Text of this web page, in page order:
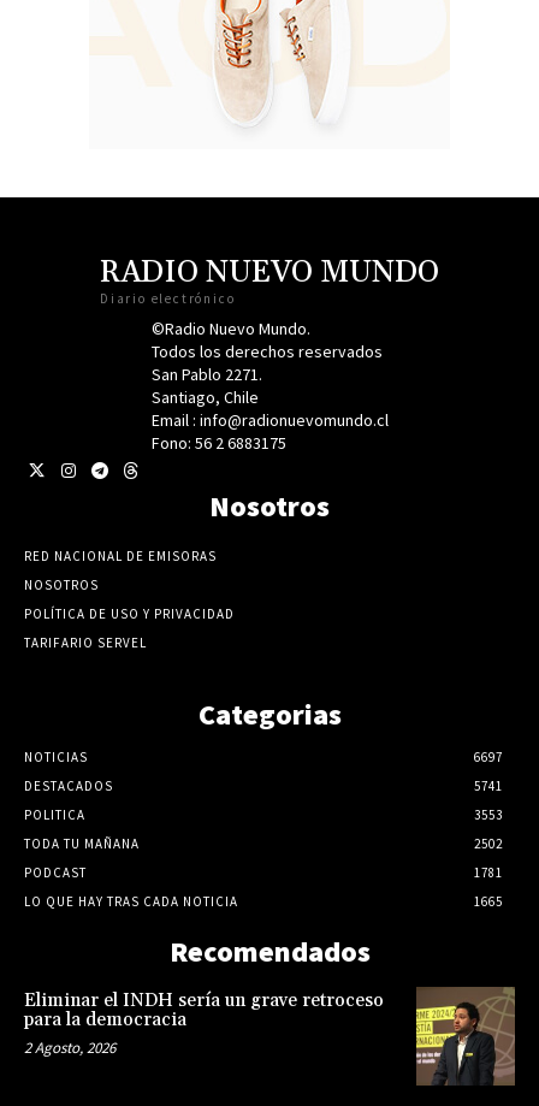
RADIO NUEVO MUNDO
Diario electrónico
©Radio Nuevo Mundo.
Todos los derechos reservados
San Pablo 2271.
Santiago, Chile
Email : info@radionuevomundo.cl
Fono: 56 2 6883175
Nosotros
RED NACIONAL DE EMISORAS
NOSOTROS
POLÍTICA DE USO Y PRIVACIDAD
TARIFARIO SERVEL
Categorias
NOTICIAS
6697
DESTACADOS
5741
POLITICA
3553
TODA TU MAÑANA
2502
PODCAST
1781
LO QUE HAY TRAS CADA NOTICIA
1665
Recomendados
Eliminar el INDH sería un grave retroceso
para la democracia
2 Agosto, 2026